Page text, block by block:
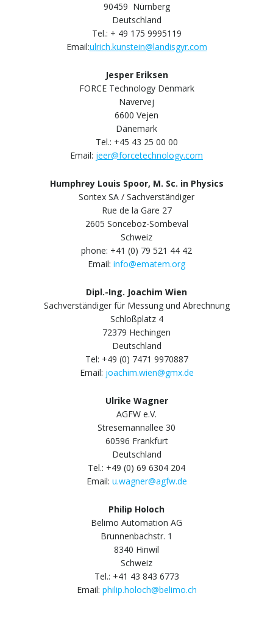
90459 Nürnberg
Deutschland
Tel.: + 49 175 9995119
Email:ulrich.kunstein@landisgyr.com
Jesper Eriksen
FORCE Technology Denmark
Navervej
6600 Vejen
Dänemark
Tel.: +45 43 25 00 00
Email: jeer@forcetechnology.com
Humphrey Louis Spoor, M. Sc. in Physics
Sontex SA / Sachverständiger
Rue de la Gare 27
2605 Sonceboz-Sombeval
Schweiz
phone: +41 (0) 79 521 44 42
Email: info@ematem.org
Dipl.-Ing. Joachim Wien
Sachverständiger für Messung und Abrechnung
Schloßplatz 4
72379 Hechingen
Deutschland
Tel: +49 (0) 7471 9970887
Email: joachim.wien@gmx.de
Ulrike Wagner
AGFW e.V.
Stresemannallee 30
60596 Frankfurt
Deutschland
Tel.: +49 (0) 69 6304 204
Email: u.wagner@agfw.de
Philip Holoch
Belimo Automation AG
Brunnenbachstr. 1
8340 Hinwil
Schweiz
Tel.: +41 43 843 6773
Email: philip.holoch@belimo.ch